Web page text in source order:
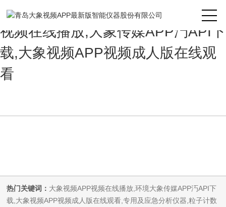
大象视频APP最新版,大象视频APP
视频在线播放,大象传媒APP汅API下
载,大象视频APP视频成人版在线观
看
热门关键词： 大象视频APP视频在线播放,环境大象传媒APP汅API下
载,大象视频APP视频成人版在线观看,专用及应急分析仪器,粒子计数